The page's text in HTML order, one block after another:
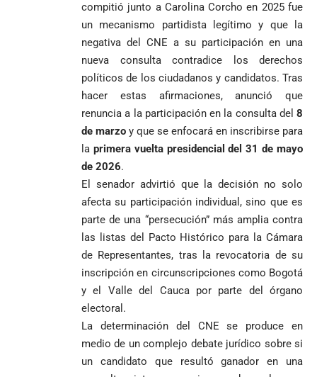
compitió junto a Carolina Corcho en 2025 fue
un mecanismo partidista legítimo y que la
negativa del CNE a su participación en una
nueva consulta contradice los derechos
políticos de los ciudadanos y candidatos. Tras
hacer estas afirmaciones, anunció que
renuncia a la participación en la consulta del 8
de marzo y que se enfocará en inscribirse para
la primera vuelta presidencial del 31 de mayo
de 2026.
El senador advirtió que la decisión no solo
afecta su participación individual, sino que es
parte de una “persecución” más amplia contra
las listas del Pacto Histórico para la Cámara
de Representantes, tras la revocatoria de su
inscripción en circunscripciones como Bogotá
y el Valle del Cauca por parte del órgano
electoral.
La determinación del CNE se produce en
medio de un complejo debate jurídico sobre si
un candidato que resultó ganador en una
Antioquia
niega pérdida
de investidura
a concejales
de Medellín
Andrés
«Gury»
Rodríguez y
Damián Pérez
Federico
Gutiérrez
envía
documentos
al FBI, DEA y
Congreso
total’ por
presuntos
beneficios a
criminales
ordena acto de
desagravio
Falleció el padre
Humberto de
Jesús Hincapié
Álzate, reconocido
sacerdote de la
Diócesis de
Girardota, Párroco
de Yolombo
Abelardo de la
Espriella es
elegido
presidente de
Colombia tras
una histórica y
reñida
segunda
vuelta
Uribe
contra Petro y
lo
responsabiliza
por la crisis de
la salud en
Colombia
Japón rescata
un empate
agónico ante
Países Bajos
en un vibrante
duelo
mundialista
tuvo piedad:
goleó 7-1 a un
valiente
Curazao en su
mundialista
LA POLICRISIS
COMO HERENCIA
Cardenal Rueda
pide desarmar el
corazón para
construir juntos
una Colombia
reconciliada
Diócesis de
Sonsón-Rionegro
rechaza fotos
tomadas en
templo de Guarne y
ordena acto de
desagravio